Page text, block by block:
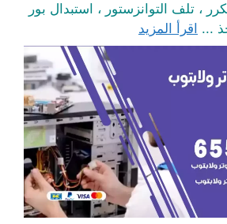
، تلف التوانزستور ، استبدال بور
... اقرأ المزيد